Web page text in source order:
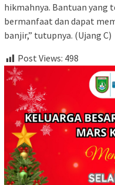
hikmahnya. Bantuan yang
bermanfaat dan dapat
banjir,” tutupnya. (Ujang C)
Post Views: 498